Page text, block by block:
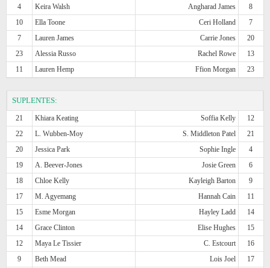
4
Keira Walsh Angharad James
8
10
Ella Toone Ceri Holland
7
7
Lauren James Carrie Jones
20
23
Alessia Russo Rachel Rowe
13
11
Lauren Hemp Ffion Morgan 23
SUPLENTES:
21 Khiara Keating Soffia Kelly
12
22
L. Wubben-Moy S. Middleton Patel
21
20
Jessica Park Sophie Ingle
4
19
A. Beever-Jones Josie Green
6
18
Chloe Kelly Kayleigh Barton
9
17
M. Agyemang Hannah Cain
11
15
Esme Morgan Hayley Ladd
14
14
Grace Clinton Elise Hughes
15
12
Maya Le Tissier C. Estcourt
16
9
Beth Mead Lois Joel
17